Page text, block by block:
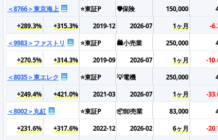
＜8766＞東京海上
⭐東証P 🛡️保険 150,000
+289.3%
+315.3% 2019-12 2026-07 1ヶ月
-
＜9983＞ファストリ
⭐東証P 🛍️小売業 250,000
+270.5%
+314.3% 2019-09 2026-07 1ヶ月
-
＜8035＞東エレク
⭐東証P 💡電機 250,000
+249.4%
+421.0% 2021-03 2026-07 1ヶ月
-
＜8002＞丸紅
⭐東証P 📦卸売業 83,000
+231.6%
+317.6% 2022-12 2026-02 6ヶ月
-